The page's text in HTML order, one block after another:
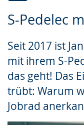
S-Pedelec
Seit 2017 ist
mit ihrem S-
das geht! Das
trübt: Warum
Jobrad
Leichten
wechseln.
Audio-
Video
Deutscher
Gebärdensprache
wird
angezeigt.